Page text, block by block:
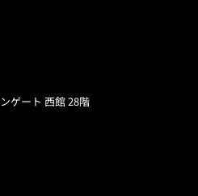
ゲート 西館 28階